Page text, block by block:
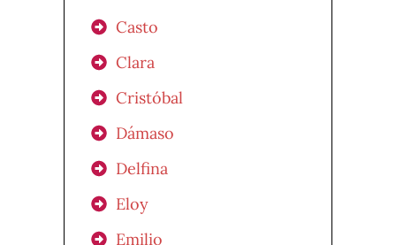
Casto
Clara
Cristóbal
Dámaso
Delfina
Eloy
Emilio